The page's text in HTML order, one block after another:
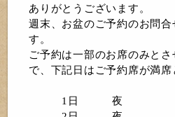
ありがとうございます。
週末、お盆のご予約のお問
す。
ご予約は一部のお席のみと
で、 下記日はご予約席が満席
1日 夜